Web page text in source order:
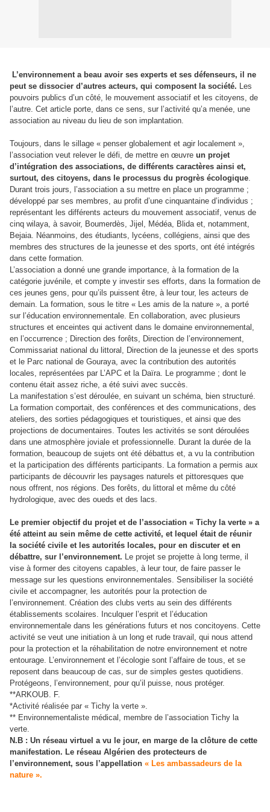
L’environnement a beau avoir ses experts et ses défenseurs, il ne
peut se dissocier d’autres acteurs, qui composent la société. Les
pouvoirs publics d’un côté, le mouvement associatif et les citoyens, de
l’autre. Cet article porte, dans ce sens, sur l’activité qu’a menée, une
association au niveau du lieu de son implantation.
Toujours, dans le sillage « penser globalement et agir localement »,
l’association veut relever le défi, de mettre en œuvre un projet
d’intégration des associations, de différents caractères ainsi et,
surtout, des citoyens, dans le processus du progrès écologique.
Durant trois jours, l’association a su mettre en place un programme ;
développé par ses membres, au profit d’une cinquantaine d’individus ;
représentant les différents acteurs du mouvement associatif, venus de
cinq wilaya, à savoir, Boumerdès, Jijel, Médéa, Blida et, notamment,
Bejaia. Néanmoins, des étudiants, lycéens, collégiens, ainsi que des
membres des structures de la jeunesse et des sports, ont été intégrés
dans cette formation.
L’association a donné une grande importance, à la formation de la
catégorie juvénile, et compte y investir ses efforts, dans la formation de
ces jeunes gens, pour qu’ils puissent être, à leur tour, les acteurs de
demain. La formation, sous le titre « Les amis de la nature », a porté
sur l’éducation environnementale. En collaboration, avec plusieurs
structures et enceintes qui activent dans le domaine environnemental,
en l’occurrence ; Direction des forêts, Direction de l’environnement,
Commissariat national du littoral, Direction de la jeunesse et des sports
et le Parc national de Gouraya, avec la contribution des autorités
locales, représentées par L’APC et la Daïra. Le programme ; dont le
contenu était assez riche, a été suivi avec succès.
La manifestation s’est déroulée, en suivant un schéma, bien structuré.
La formation comportait, des conférences et des communications, des
ateliers, des sorties pédagogiques et touristiques, et ainsi que des
projections de documentaires. Toutes les activités se sont déroulées
dans une atmosphère joviale et professionnelle. Durant la durée de la
formation, beaucoup de sujets ont été débattus et, a vu la contribution
et la participation des différents participants. La formation a permis aux
participants de découvrir les paysages naturels et pittoresques que
nous offrent, nos régions. Des forêts, du littoral et même du côté
hydrologique, avec des oueds et des lacs.
Le premier objectif du projet et de l’association « Tichy la verte » a
été atteint au sein même de cette activité, et lequel était de réunir
la société civile et les autorités locales, pour en discuter et en
débattre, sur l’environnement. Le projet se projette à long terme, il
vise à former des citoyens capables, à leur tour, de faire passer le
message sur les questions environnementales. Sensibiliser la société
civile et accompagner, les autorités pour la protection de
l’environnement. Création des clubs verts au sein des différents
établissements scolaires. Inculquer l’esprit et l’éducation
environnementale dans les générations futurs et nos concitoyens. Cette
activité se veut une initiation à un long et rude travail, qui nous attend
pour la protection et la réhabilitation de notre environnement et notre
entourage. L’environnement et l’écologie sont l’affaire de tous, et se
reposent dans beaucoup de cas, sur de simples gestes quotidiens.
Protégeons, l’environnement, pour qu’il puisse, nous protéger.
**ARKOUB. F.
*Activité réalisée par « Tichy la verte ».
** Environnementaliste médical, membre de l’association Tichy la
verte.
N.B : Un réseau virtuel a vu le jour, en marge de la clôture de cette
manifestation. Le réseau Algérien des protecteurs de
l’environnement, sous l’appellation « Les ambassadeurs de la
nature ».